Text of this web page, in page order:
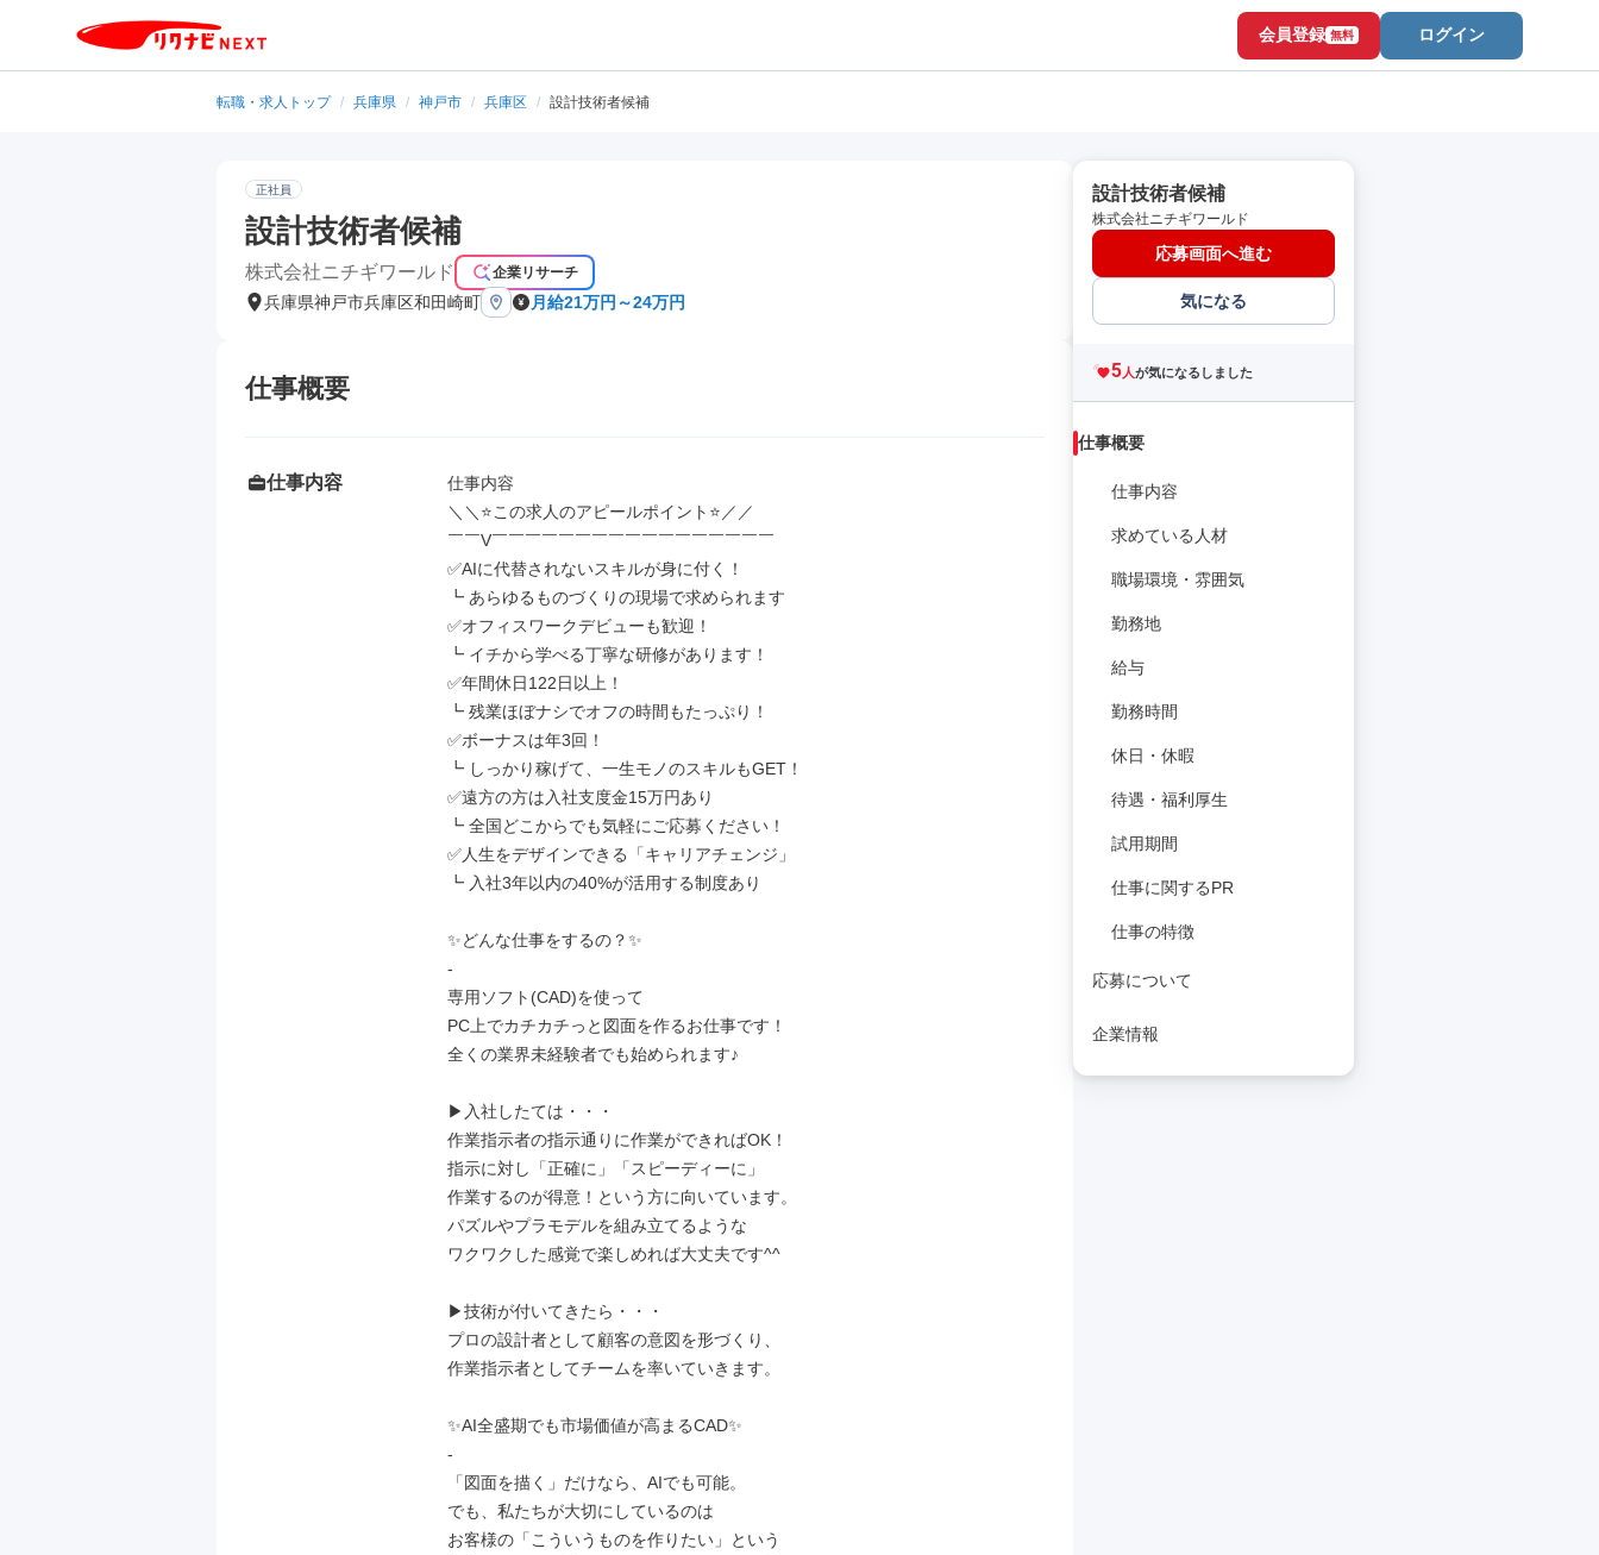
会員登録 無料 ログイン
転職・求人トップ / 兵庫県 / 神戸市 / 兵庫区 / 設計技術者候補
正社員
設計技術者候補
株式会社ニチギワールド 企業リサーチ
兵庫県神戸市兵庫区和田崎町 月給21万円～24万円
仕事概要
仕事内容
仕事内容
＼＼⭐この求人のアピールポイント⭐／／
￣￣V￣￣￣￣￣￣￣￣￣￣￣￣￣￣￣￣￣
✅AIに代替されないスキルが身に付く！
┗ あらゆるものづくりの現場で求められます
✅オフィスワークデビューも歓迎！
┗ イチから学べる丁寧な研修があります！
✅年間休日122日以上！
┗ 残業ほぼナシでオフの時間もたっぷり！
✅ボーナスは年3回！
┗ しっかり稼げて、一生モノのスキルもGET！
✅遠方の方は入社支度金15万円あり
┗ 全国どこからでも気軽にご応募ください！
✅人生をデザインできる「キャリアチェンジ」
┗ 入社3年以内の40%が活用する制度あり
✨どんな仕事をするの？✨
-
専用ソフト(CAD)を使って
PC上でカチカチっと図面を作るお仕事です！
全くの業界未経験者でも始められます♪
▶︎入社したては・・・
作業指示者の指示通りに作業ができればOK！
指示に対し「正確に」「スピーディーに」
作業するのが得意！という方に向いています。
パズルやプラモデルを組み立てるような
ワクワクした感覚で楽しめれば大丈夫です^^
▶︎技術が付いてきたら・・・
プロの設計者として顧客の意図を形づくり、
作業指示者としてチームを率いていきます。
✨AI全盛期でも市場価値が高まるCAD✨
-
「図面を描く」だけなら、AIでも可能。
でも、私たちが大切にしているのは
お客様の「こういうものを作りたい」という
設計技術者候補
株式会社ニチギワールド
応募画面へ進む
気になる
5人が気になるしました
仕事概要
仕事内容
求めている人材
職場環境・雰囲気
勤務地
給与
勤務時間
休日・休暇
待遇・福利厚生
試用期間
仕事に関するPR
仕事の特徴
応募について
企業情報